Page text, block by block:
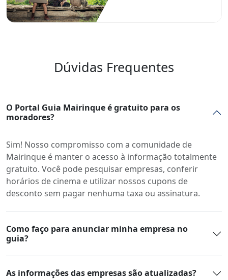
Dúvidas Frequentes
O Portal Guia Mairinque é gratuito para os
moradores?
Sim! Nosso compromisso com a comunidade de
Mairinque é manter o acesso à informação totalmente
gratuito. Você pode pesquisar empresas, conferir
horários de cinema e utilizar nossos cupons de
desconto sem pagar nenhuma taxa ou assinatura.
Como faço para anunciar minha empresa no
guia?
As informações das empresas são atualizadas?